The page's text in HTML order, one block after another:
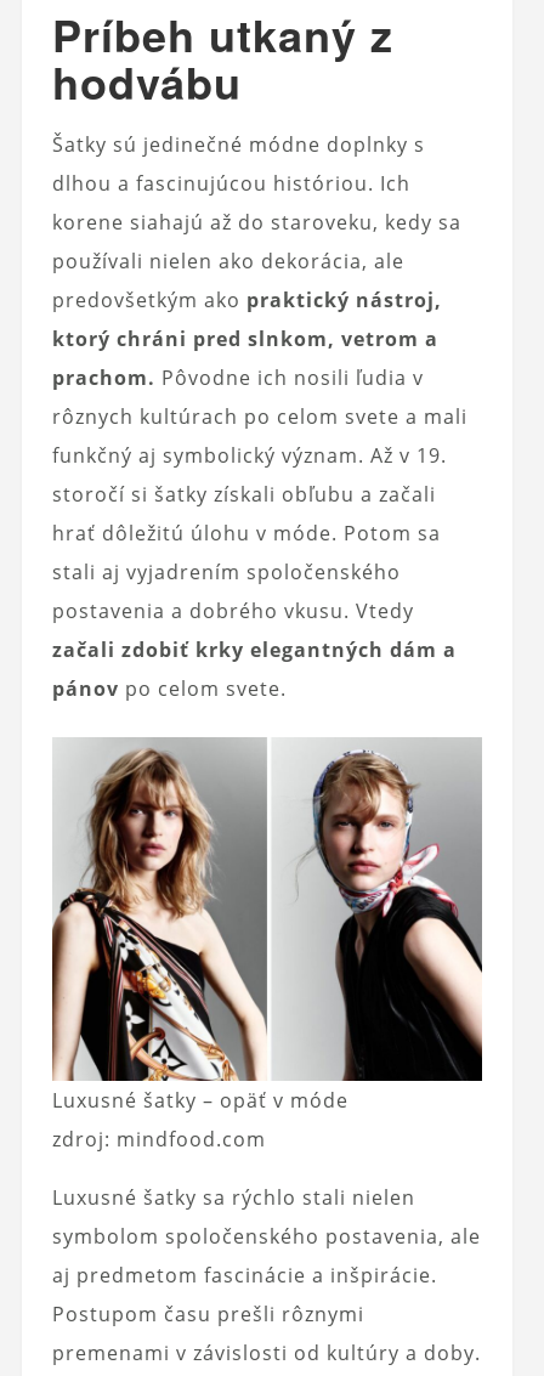
Príbeh utkaný z
hodvábu
Šatky sú jedinečné módne doplnky s
dlhou a fascinujúcou históriou. Ich
korene siahajú až do staroveku, kedy sa
používali nielen ako dekorácia, ale
predovšetkým ako praktický nástroj,
ktorý chráni pred slnkom, vetrom a
prachom. Pôvodne ich nosili ľudia v
rôznych kultúrach po celom svete a mali
funkčný aj symbolický význam. Až v 19.
storočí si šatky získali obľubu a začali
hrať dôležitú úlohu v móde. Potom sa
stali aj vyjadrením spoločenského
postavenia a dobrého vkusu. Vtedy
začali zdobiť krky elegantných dám a
pánov po celom svete.
Luxusné šatky – opäť v móde
zdroj: mindfood.com
Luxusné šatky sa rýchlo stali nielen
symbolom spoločenského postavenia, ale
aj predmetom fascinácie a inšpirácie.
Postupom času prešli rôznymi
premenami v závislosti od kultúry a doby.